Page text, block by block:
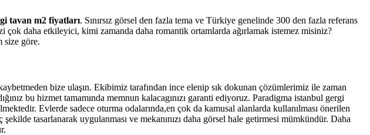
tavan m2 fiyatları. Sınırsız görsel den fazla tema ve Türkiye genelinde 300 den fazla referans
daha etkileyici, kimi zamanda daha romantik ortamlarda ağırlamak istemez misiniz?
size göre.
bize ulaşın. Ekibimiz tarafından ince elenip sık dokunan çözümlerimiz ile zaman
bu hizmet tamamında memnun kalacagınızı garanti ediyoruz. Paradigma istanbul gergi
Evlerde sadece oturma odalarında,en çok da kamusal alanlarda kullanılması önerilen
şekilde tasarlanarak uygulanması ve mekanınızı daha görsel hale getirmesi mümkündür. Daha